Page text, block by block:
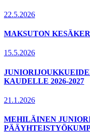
22.5.2026
MAKSUTON
15.5.2026
KAUDELLE 2026-2027
21.1.2026
MEHILÄINEN